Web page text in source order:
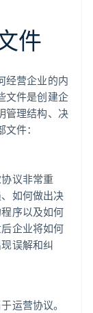
件
经营企业的内
文件是创建企
管理结构、决
件：
议非常重
如何做出决
序以及如何
企业将如何
误解和纠
运营协议。